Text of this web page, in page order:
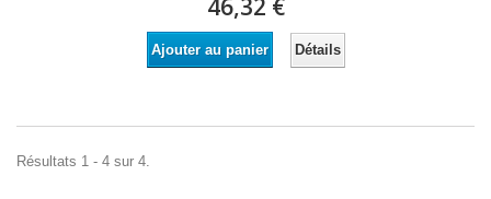
46,32 €
Ajouter au panier Détails
Résultats 1 - 4 sur 4.